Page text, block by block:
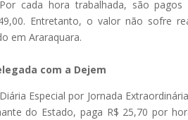
cada hora trabalhada, são
Entretanto, o valor não sofre
em Araraquara.
com a Dejem
Especial por Jornada
do Estado, paga R$ 25,70 por